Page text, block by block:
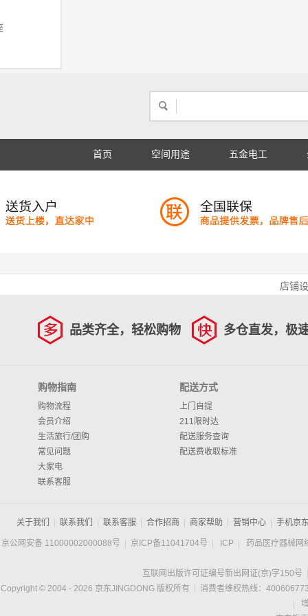
首页 空间用途 五金电工
店铺
品类齐全，轻松购物 多仓直发，极
购物指南
购物流程
会员介绍
生活旅行/团购
常见问题
大家电
联系客服
配送方式
上门自提
211限时达
配送服务查询
配送费收取标准
关于我们 联系我们 联系客服 合作招商 商家帮助 营销中心 手机京
京公网安备 11000002000088号 京ICP备11041704号 ICP 药品医疗器械网
互联网出版许可证编号新出网证(京)字150号
Copyright © 2004 - 2026 京东JINGDONG 版权所有
消费者维权热线：